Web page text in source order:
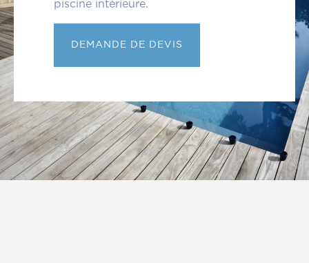
Articles
piscine intérieure.
DEMANDE DE DEVIS